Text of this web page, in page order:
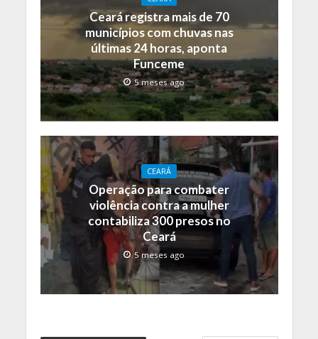
Ceará registra mais de 70
municípios com chuvas nas
últimas 24 horas, aponta
Funceme
5 meses ago
CEARÁ
Operação para combater
violência contra a mulher
contabiliza 300 presos no
Ceará
5 meses ago